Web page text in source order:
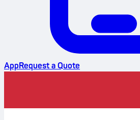
App Request a Quote